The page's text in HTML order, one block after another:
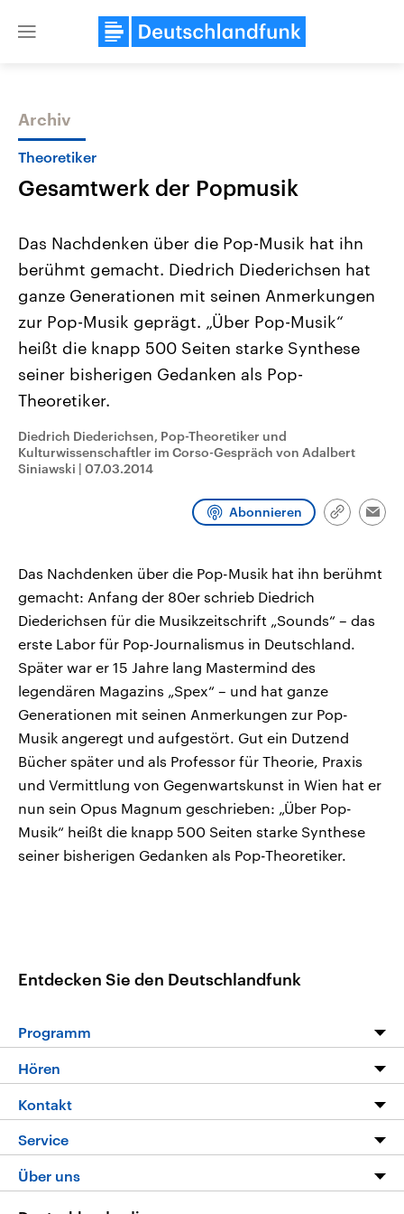
Close
Themen
Landtagswahl Sachsen-Anhalt
2026
Alle Informationen
Sachsen-Anhalt wählt am 6.
September 2026 einen neuen
Landtag. Seit 2021 wird das
Bundesland von einer Koalition aus
Umfragen, Prognosen,
Wahlprogramme, aktuelle Berichte
und Hintergründe zu den Parteien
und Kandidaten der anstehenden
USA
Aktuelle Beiträge,
Hintergründe
Wirtschaftlich und
gehören die Vereinigten
den mächtigsten Ländern
Sendungen Programm Podcasts
Archiv
Theoretiker
Gesamtwerk der Popmusik
Das Nachdenken über die Pop-Musik hat ihn
berühmt gemacht. Diedrich Diederichsen hat
ganze Generationen mit seinen Anmerkungen
zur Pop-Musik geprägt. „Über Pop-Musik“
heißt die knapp 500 Seiten starke Synthese
seiner bisherigen Gedanken als Pop-
Theoretiker.
Diedrich Diederichsen, Pop-Theoretiker und
Kulturwissenschaftler im Corso-Gespräch von Adalbert
Siniawski | 07.03.2014
Abonnieren
Link
Das Nachdenken über die Pop-Musik hat ihn berühmt
gemacht: Anfang der 80er schrieb Diedrich
Diederichsen für die Musikzeitschrift „Sounds“ – das
erste Labor für Pop-Journalismus in Deutschland.
Später war er 15 Jahre lang Mastermind des
legendären Magazins „Spex“ – und hat ganze
Generationen mit seinen Anmerkungen zur Pop-
Musik angeregt und aufgestört. Gut ein Dutzend
Bücher später und als Professor für Theorie, Praxis
und Vermittlung von Gegenwartskunst in Wien hat er
nun sein Opus Magnum geschrieben: „Über Pop-
Musik“ heißt die knapp 500 Seiten starke Synthese
seiner bisherigen Gedanken als Pop-Theoretiker.
Entdecken Sie den Deutschlandfunk
Programm
Die Nachrichten
Nachrichtenleicht
Neue Beiträge auf dlf.de
Hören
Livestream
Podcasts
Deutschlandfunk App
Kontakt
Hörerservice
Service
FAQ
Über uns